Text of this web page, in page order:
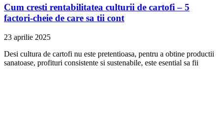
Cum cresti rentabilitatea culturii de cartofi – 5
factori-cheie de care sa tii cont
23 aprilie 2025
Desi cultura de cartofi nu este pretentioasa, pentru a obtine productii
sanatoase, profituri consistente si sustenabile, este esential sa fii